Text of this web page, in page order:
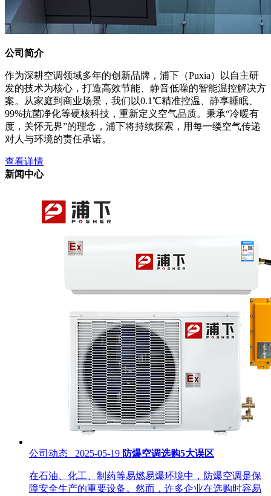
公司简介
作为深耕空调领域多年的创新品牌，浦下（Puxia）以自主研
发的技术为核心，打造高效节能、静音低噪的智能温控解决方
案。从家庭到商业场景，我们以0.1℃精准控温、静享睡眠、
99%抗菌净化等硬核科技，重新定义空气品质。秉承“冷暖有
度，关怀无界”的理念，浦下将持续探索，用每一缕空气传递
对人与环境的责任承诺。
查看详情
新闻中心
公司动态 2025-05-19 防爆空调选购5大误区
在石油、化工、制药等易燃易爆环境中，防爆空调是保
障安全生产的重要设备。然而，许多企业在选购时容易